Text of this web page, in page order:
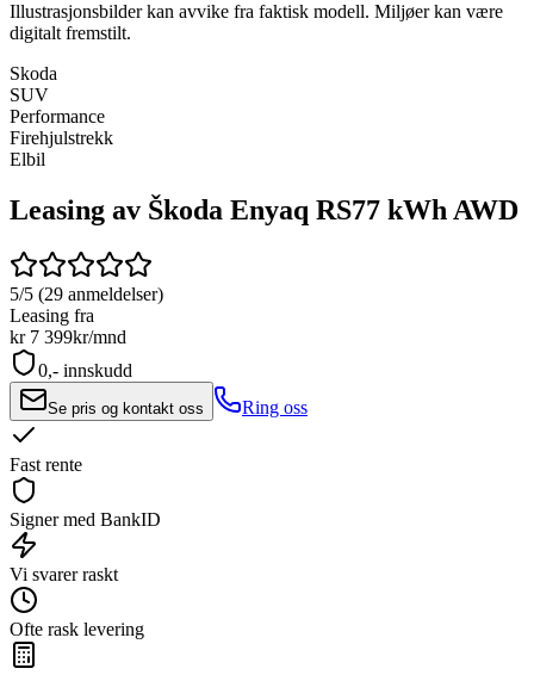
Illustrasjonsbilder kan avvike fra faktisk modell. Miljøer kan være
digitalt fremstilt.
Skoda
SUV
Performance
Firehjulstrekk
Elbil
Leasing av Škoda Enyaq RS77 kWh AWD
5/5 (29 anmeldelser)
Leasing fra
kr 7 399kr/mnd
0,- innskudd
Se pris og kontakt oss Ring oss
Fast rente
Signer med BankID
Vi svarer raskt
Ofte rask levering